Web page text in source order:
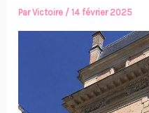
ParVictoire /14 février 2025